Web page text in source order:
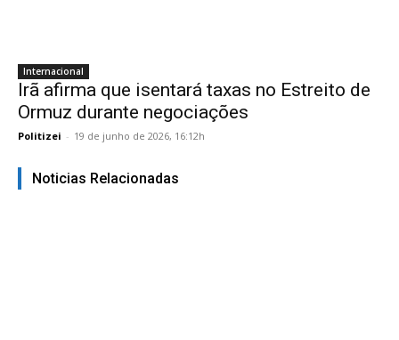
Internacional
Irã afirma que isentará taxas no Estreito de
Ormuz durante negociações
Politizei - 19 de junho de 2026, 16:12h
Noticias Relacionadas